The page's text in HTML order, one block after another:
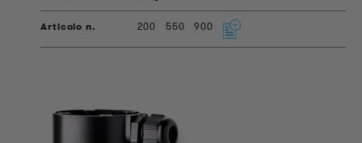
200 550 900